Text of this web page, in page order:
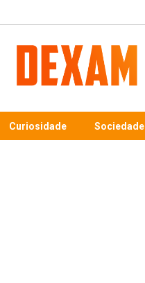
Curiosidade Sociedade